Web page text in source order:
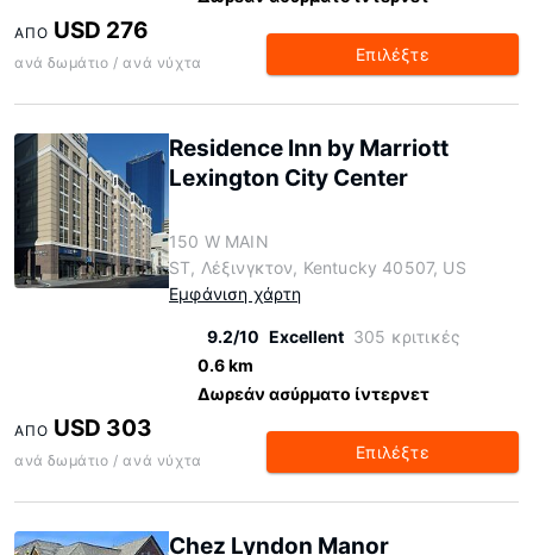
ΑΠΌ USD 276
ανά δωμάτιο / ανά νύχτα Επιλέξτε
Residence Inn by Marriott
Lexington City Center
150 W MAIN
ST, Λέξινγκτον, Kentucky 40507, US
Εμφάνιση χάρτη
9.2/10 Excellent 305 κριτικές
0.6 km
Δωρεάν ασύρματο ίντερνετ
ΑΠΌ USD 303
ανά δωμάτιο / ανά νύχτα Επιλέξτε
Chez Lyndon Manor